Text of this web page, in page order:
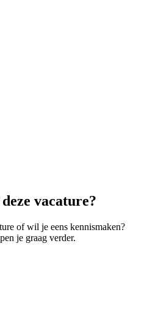
vacature?
of wil je eens kennismaken?
je graag verder.